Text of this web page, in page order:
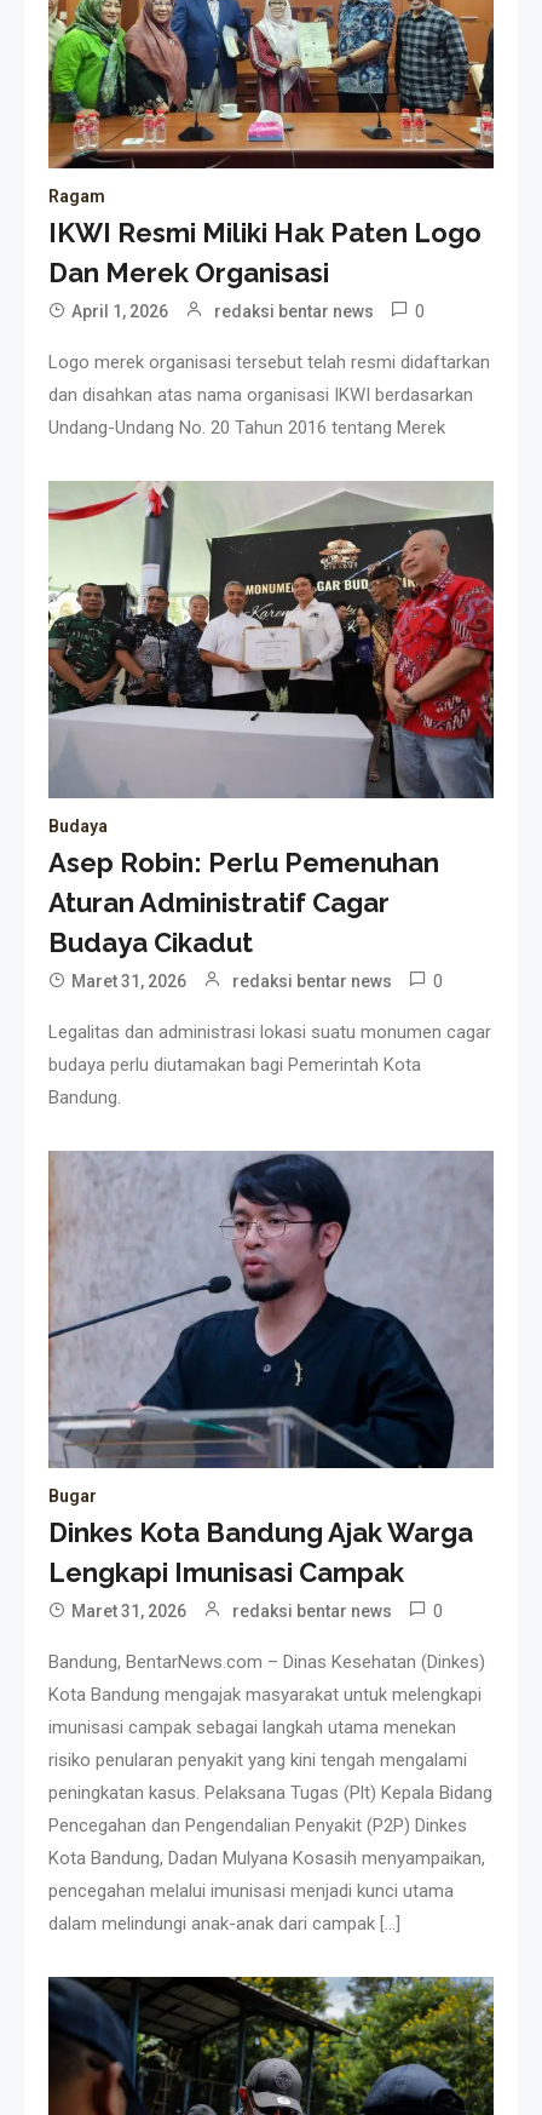
Ragam
IKWI Resmi Miliki Hak Paten Logo
Dan Merek Organisasi
April 1, 2026 redaksi bentar news 0
Logo merek organisasi tersebut telah resmi didaftarkan
dan disahkan atas nama organisasi IKWI berdasarkan
Undang-Undang No. 20 Tahun 2016 tentang Merek
Budaya
Asep Robin: Perlu Pemenuhan
Aturan Administratif Cagar
Budaya Cikadut
Maret 31, 2026 redaksi bentar news 0
Legalitas dan administrasi lokasi suatu monumen cagar
budaya perlu diutamakan bagi Pemerintah Kota
Bandung.
Bugar
Dinkes Kota Bandung Ajak Warga
Lengkapi Imunisasi Campak
Maret 31, 2026 redaksi bentar news 0
Bandung, BentarNews.com – Dinas Kesehatan (Dinkes)
Kota Bandung mengajak masyarakat untuk melengkapi
imunisasi campak sebagai langkah utama menekan
risiko penularan penyakit yang kini tengah mengalami
peningkatan kasus. Pelaksana Tugas (Plt) Kepala Bidang
Pencegahan dan Pengendalian Penyakit (P2P) Dinkes
Kota Bandung, Dadan Mulyana Kosasih menyampaikan,
pencegahan melalui imunisasi menjadi kunci utama
dalam melindungi anak-anak dari campak […]